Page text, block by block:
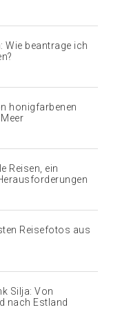
Wie beantrage ich
honigfarbenen
Reisen, ein
Reisefotos aus
Silja: Von
nach Estland